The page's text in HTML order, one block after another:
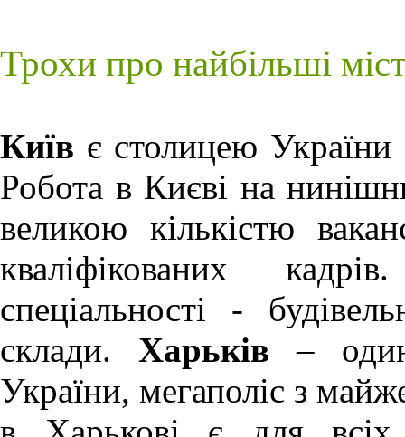
Трохи про найбільші
Київ є столицею
Робота в Києві на
великою кількістю
кваліфікованих
спеціальності -
склади. Харьків –
України, мегаполіс з